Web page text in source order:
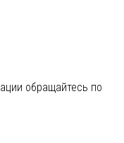
обращайтесь по